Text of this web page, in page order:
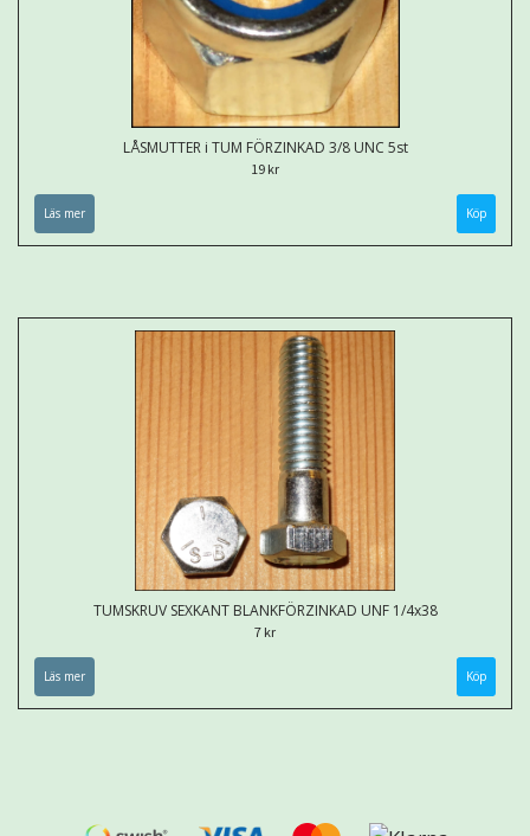
LÅSMUTTER i TUM FÖRZINKAD 3/8 UNC 5st
19 kr
Läs mer
TUMSKRUV SEXKANT BLANKFÖRZINKAD UNF 1/4x38
7 kr
Läs mer